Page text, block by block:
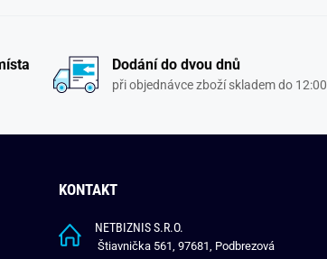
Dodání do dvou dnů
při objednávce zboží skladem do 12:00
KONTAKT
NETBIZNIS S.R.O.
Štiavnička 561, 97681, Podbrezová